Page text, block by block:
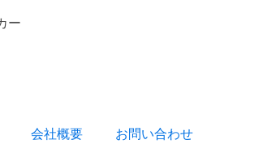
ー
会社概要
お問い合わせ